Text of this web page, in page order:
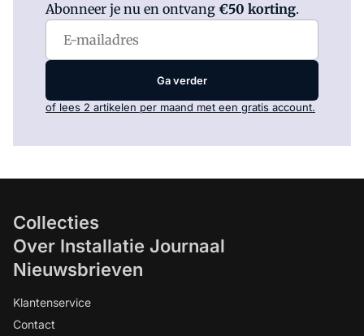
Abonneer je nu en ontvang €50 korting.
Ga verder
of lees 2 artikelen per maand met een gratis account.
Collecties
Over Installatie Journaal
Nieuwsbrieven
Klantenservice
Contact